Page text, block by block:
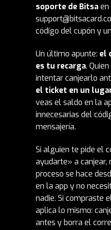
soporte de Bitsaen
código del cupón y
Un último apunte: el
es tu recarga.
intentar canjearlo
el ticket en un
veas el saldo en la
innecesarias del
mensajería.
Si alguien te pide el
ayudarte» a canjear,
proceso se hace
en la app y no
nadie. Si compraste
aplica lo mismo:
antes y borra el